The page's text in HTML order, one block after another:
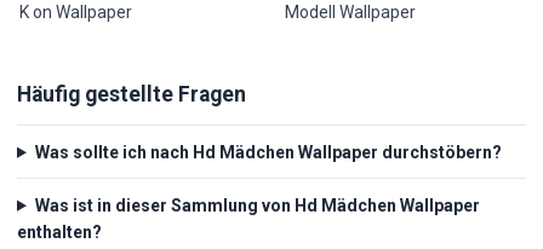
K on Wallpaper
Modell Wallpaper
Häufig gestellte Fragen
Was sollte ich nach Hd Mädchen Wallpaper durchstöbern?
Was ist in dieser Sammlung von Hd Mädchen Wallpaper
enthalten?